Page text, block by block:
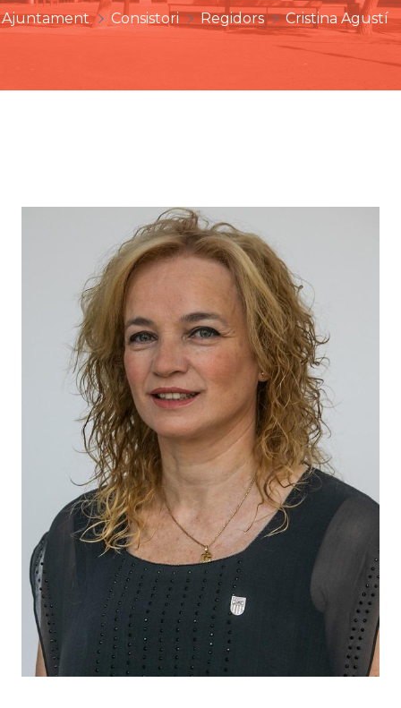
Ajuntament Consistori Regidors Cristina Agustí